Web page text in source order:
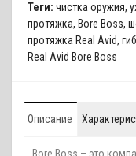
Теги: чистка оружия,
протяжка, Bore Boss,
протяжка Real Avid,
Real Avid Bore Boss
Описание